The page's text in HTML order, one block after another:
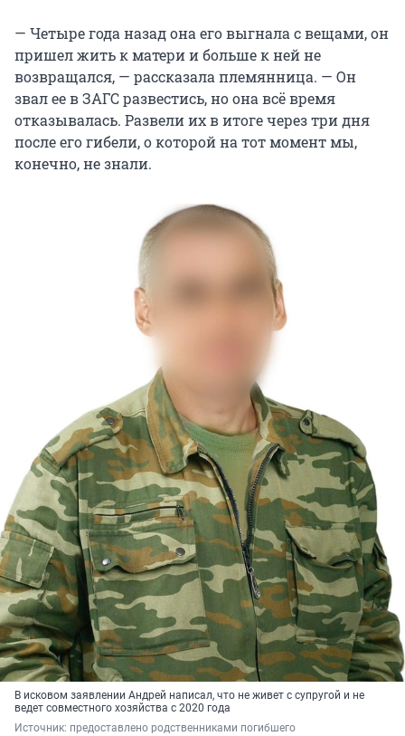
— Четыре года назад она его выгнала с вещами, он
пришел жить к матери и больше к ней не
возвращался, — рассказала племянница. — Он
звал ее в ЗАГС развестись, но она всё время
отказывалась. Развели их в итоге через три дня
после его гибели, о которой на тот момент мы,
конечно, не знали.
В исковом заявлении Андрей написал, что не живет с супругой и не
ведет совместного хозяйства с 2020 года
Источник: предоставлено родственниками погибшего